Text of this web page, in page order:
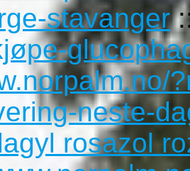
stavanger
neste-
rosazol